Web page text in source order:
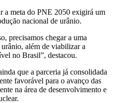
a meta do PNE 2050 exigirá um
nacional de urânio.
precisamos chegar a uma
além de viabilizar a
no Brasil”, destacou.
que a parceria já consolidada
favorável para o avanço das
na área de desenvolvimento e